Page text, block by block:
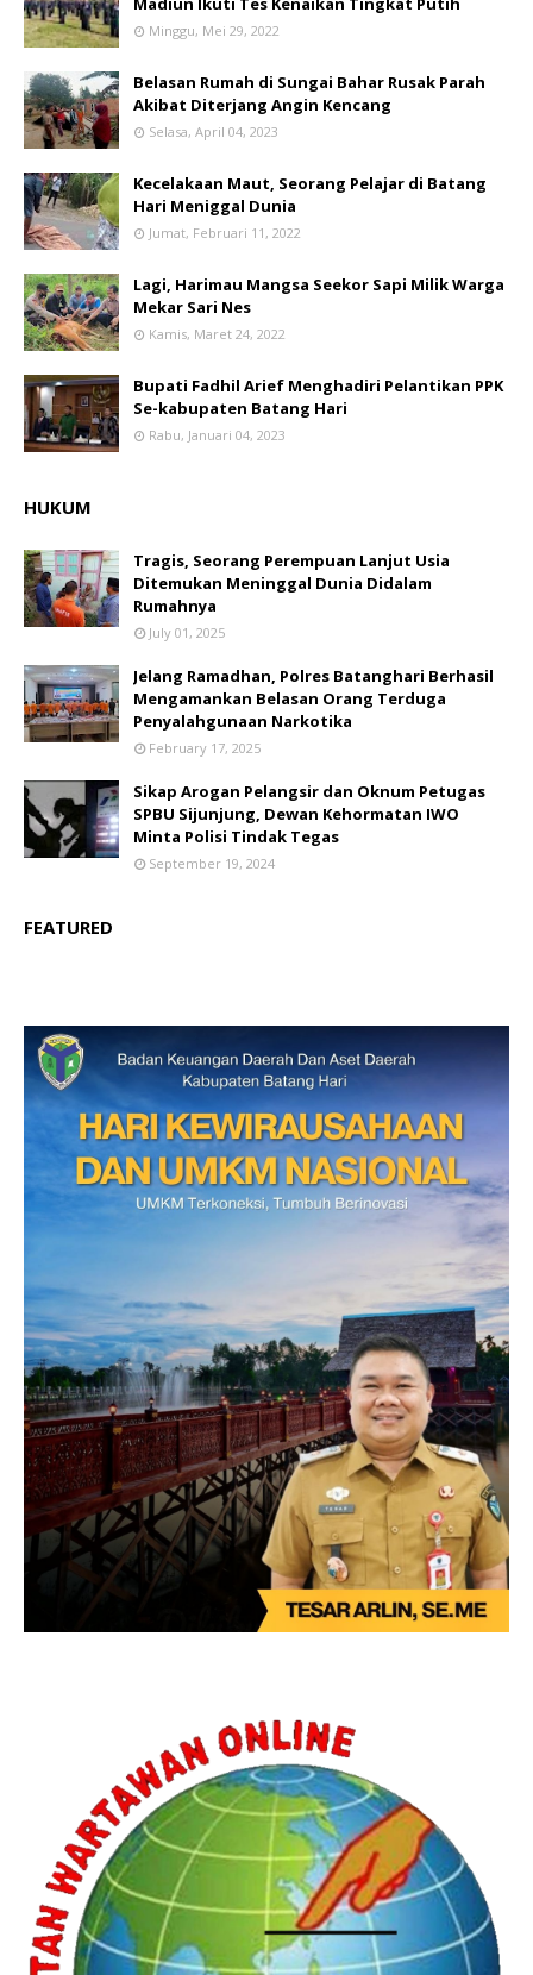
Minggu, Mei 29, 2022
Belasan Rumah di Sungai Bahar Rusak Parah
Akibat Diterjang Angin Kencang
Selasa, April 04, 2023
Kecelakaan Maut, Seorang Pelajar di Batang
Hari Meniggal Dunia
Jumat, Februari 11, 2022
Lagi, Harimau Mangsa Seekor Sapi Milik Warga
Mekar Sari Nes
Kamis, Maret 24, 2022
Bupati Fadhil Arief Menghadiri Pelantikan PPK
Se-kabupaten Batang Hari
Rabu, Januari 04, 2023
HUKUM
Tragis, Seorang Perempuan Lanjut Usia
Ditemukan Meninggal Dunia Didalam
Rumahnya
July 01, 2025
Jelang Ramadhan, Polres Batanghari Berhasil
Mengamankan Belasan Orang Terduga
Penyalahgunaan Narkotika
February 17, 2025
Sikap Arogan Pelangsir dan Oknum Petugas
SPBU Sijunjung, Dewan Kehormatan IWO
Minta Polisi Tindak Tegas
September 19, 2024
FEATURED